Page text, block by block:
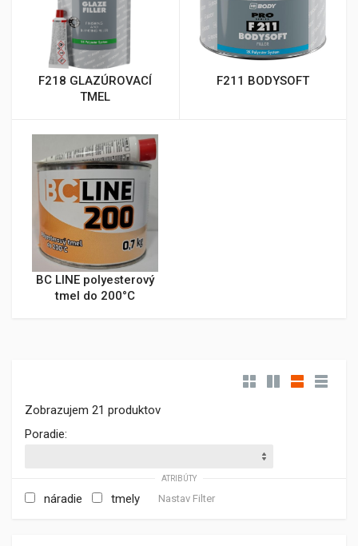
F218 GLAZÚROVACÍ
TMEL
F211 BODYSOFT
BC LINE polyesterový
tmel do 200°C
Zobrazujem 21 produktov
Poradie:
ATRIBÚTY
náradie tmely Nastav Filter